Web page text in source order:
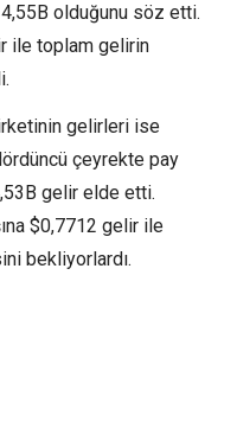
olduğunu söz etti.
ile toplam gelirin
gelirleri ise
çeyrekte pay
gelir elde etti.
$0,7712 gelir ile
bekliyorlardı.